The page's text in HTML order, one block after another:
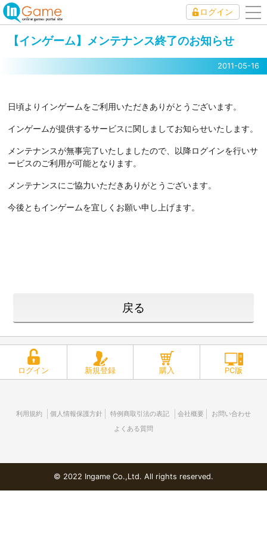
ログイン
【インゲーム】メンテナンス終了のお知らせ
2011-05-16
日頃よりインゲームをご利用いただきありがとうございます。
インゲームが提供するサービスに関しましてお知らせいたします。
メンテナンスが無事完了いたしましたので、以降ログインを行いサ
ービスのご利用が可能となります。
メンテナンスにご協力いただきありがとうございます。
今後ともインゲームを宜しくお願い申し上げます。
戻る
ログイン 新規登録 購入 PC版
利用規約 個人情報保護方針 特例商取引法の表記 会社概要
お問い合わせ
よくある質問
© 2022 Ingame Co.,Ltd. All rights reserved.